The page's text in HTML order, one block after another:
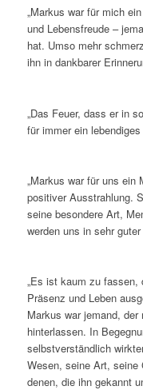
„Markus war für mich
und Lebensfreude –
hat. Umso mehr
ihn in dankbarer
„Das Feuer, dass er in
für immer ein
„Markus war für uns ein
positiver Ausstrahlung.
seine besondere Art,
werden uns in sehr
„Es ist kaum zu
Präsenz und Leben
Markus war jemand,
hinterlassen. In
selbstverständlich
Wesen, seine Art, seine
denen, die ihn gekannt